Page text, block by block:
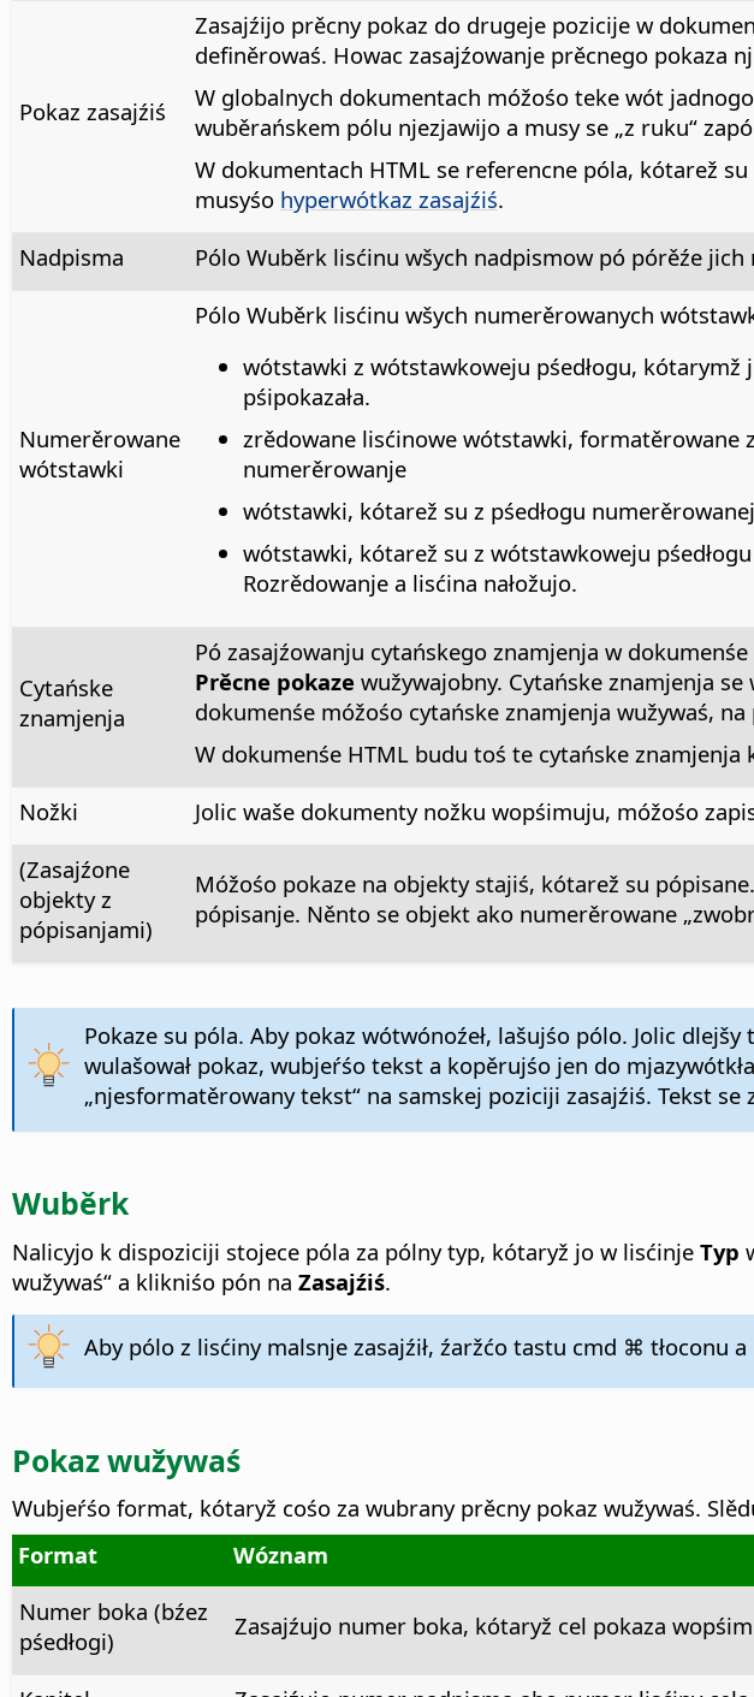
Pokaz zasajźiś
Zasajźijo prěcny pokaz do drugeje pozicije w
definěrowaś. Howac zasajźowanje prěcnego pokaza
W globalnych dokumentach móžośo teke wót
wuběrańskem pólu njezjawijo a musy se „z ruku“
W dokumentach HTML se referencne póla, kótarež
musyśo hyperwótkaz zasajźiś.
Nadpisma
Pólo Wuběrk lisćinu wšych nadpismow pó pórěźe
Numerěrowane
wótstawki
Pólo Wuběrk lisćinu wšych numerěrowanych
wótstawki z wótstawkoweju pśedłogu,
pśipokazała.
zrědowane lisćinowe wótstawki, formatěrowane
numerěrowanje
wótstawki, kótarež su z pśedłogu
wótstawki, kótarež su z wótstawkoweju
Rozrědowanje a lisćina nałožujo.
Cytańske
znamjenja
Pó zasajźowanju cytańskego znamjenja w dokumenśe
Prěcne pokaze wužywajobny. Cytańske znamjenja
dokumenśe móžośo cytańske znamjenja wužywaś,
W dokumenśe HTML budu toś te cytańske
Nožki
Jolic waše dokumenty nožku wopśimuju, móžośo
(Zasajźone
objekty z
pópisanjami)
Móžośo pokaze na objekty stajiś, kótarež su
pópisanje. Něnto se objekt ako numerěrowane
Pokaze su póla. Aby pokaz wótwónoźeł, lašujśo pólo. Jolic
wulašował pokaz, wubjeŕśo tekst a kopěrujśo jen do
„njesformatěrowany tekst“ na samskej poziciji zasajźiś. Tekst
Wuběrk
Nalicyjo k dispoziciji stojece póla za pólny typ, kótaryž jo w lisćinje Typ
wužywaś“ a klikniśo pón na Zasajźiś.
Aby pólo z lisćiny malsnje zasajźił, źaržćo tastu cmd ⌘ tłoconu
Pokaz wužywaś
Wubjeŕśo format, kótaryž cośo za wubrany prěcny pokaz wužywaś.
Format
Wóznam
Numer boka (bźez
pśedłogi)
Zasajźujo numer boka, kótaryž cel pokaza